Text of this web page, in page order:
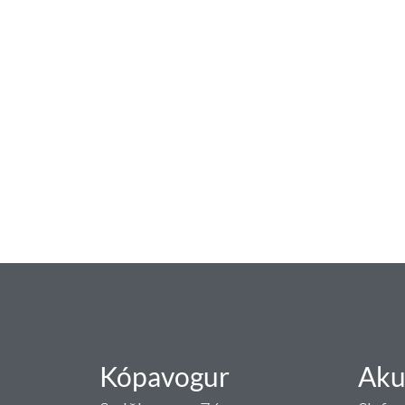
Kópavogur